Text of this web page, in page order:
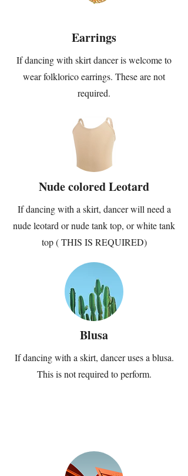
Earrings
If dancing with skirt dancer is welcome to
wear folklorico earrings. These are not
required.
Nude colored Leotard
If dancing with a skirt, dancer will need a
nude leotard or nude tank top, or white tank
top ( THIS IS REQUIRED)
Blusa
If dancing with a skirt, dancer uses a blusa.
This is not required to perform.